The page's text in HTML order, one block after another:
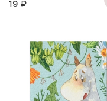
19 ₽